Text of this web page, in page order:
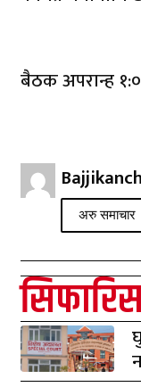
बैठक अपरान्ह
अरु समाचार